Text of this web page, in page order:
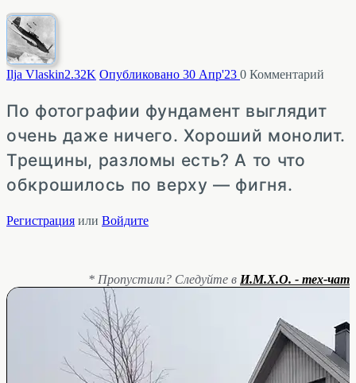
Ilja Vlaskin2.32K Опубликовано 30 Апр'23 0 Комментарий
По фотографии фундамент выглядит
очень даже ничего. Хороший монолит.
Трещины, разломы есть? А то что
обкрошилось по верху — фигня.
Регистрация или Войдите
* Пропустили? Следуйте в И.М.Х.О. - тех-чат